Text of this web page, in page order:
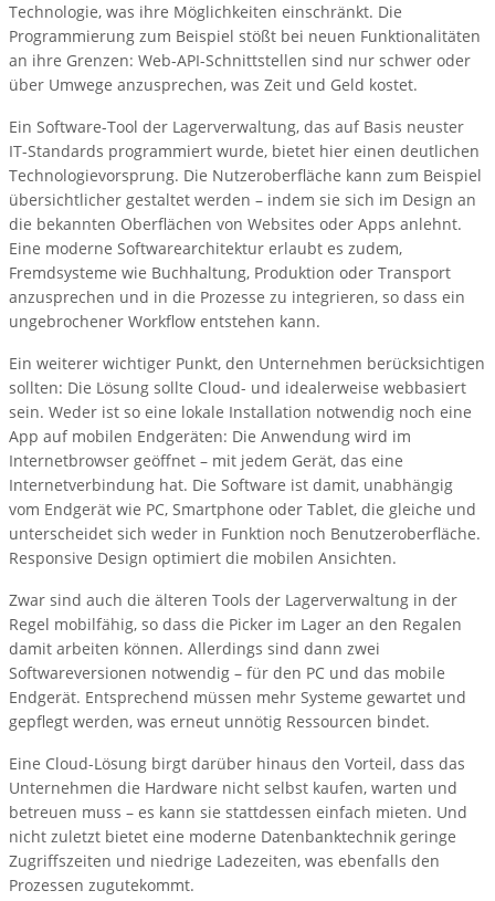
Technologie, was ihre Möglichkeiten einschränkt. Die
Programmierung zum Beispiel stößt bei neuen Funktionalitäten
an ihre Grenzen: Web-API-Schnittstellen sind nur schwer oder
über Umwege anzusprechen, was Zeit und Geld kostet.
Ein Software-Tool der Lagerverwaltung, das auf Basis neuster
IT-Standards programmiert wurde, bietet hier einen deutlichen
Technologievorsprung. Die Nutzeroberfläche kann zum Beispiel
übersichtlicher gestaltet werden – indem sie sich im Design an
die bekannten Oberflächen von Websites oder Apps anlehnt.
Eine moderne Softwarearchitektur erlaubt es zudem,
Fremdsysteme wie Buchhaltung, Produktion oder Transport
anzusprechen und in die Prozesse zu integrieren, so dass ein
ungebrochener Workflow entstehen kann.
Ein weiterer wichtiger Punkt, den Unternehmen berücksichtigen
sollten: Die Lösung sollte Cloud- und idealerweise webbasiert
sein. Weder ist so eine lokale Installation notwendig noch eine
App auf mobilen Endgeräten: Die Anwendung wird im
Internetbrowser geöffnet – mit jedem Gerät, das eine
Internetverbindung hat. Die Software ist damit, unabhängig
vom Endgerät wie PC, Smartphone oder Tablet, die gleiche und
unterscheidet sich weder in Funktion noch Benutzeroberfläche.
Responsive Design optimiert die mobilen Ansichten.
Zwar sind auch die älteren Tools der Lagerverwaltung in der
Regel mobilfähig, so dass die Picker im Lager an den Regalen
damit arbeiten können. Allerdings sind dann zwei
Softwareversionen notwendig – für den PC und das mobile
Endgerät. Entsprechend müssen mehr Systeme gewartet und
gepflegt werden, was erneut unnötig Ressourcen bindet.
Eine Cloud-Lösung birgt darüber hinaus den Vorteil, dass das
Unternehmen die Hardware nicht selbst kaufen, warten und
betreuen muss – es kann sie stattdessen einfach mieten. Und
nicht zuletzt bietet eine moderne Datenbanktechnik geringe
Zugriffszeiten und niedrige Ladezeiten, was ebenfalls den
Prozessen zugutekommt.